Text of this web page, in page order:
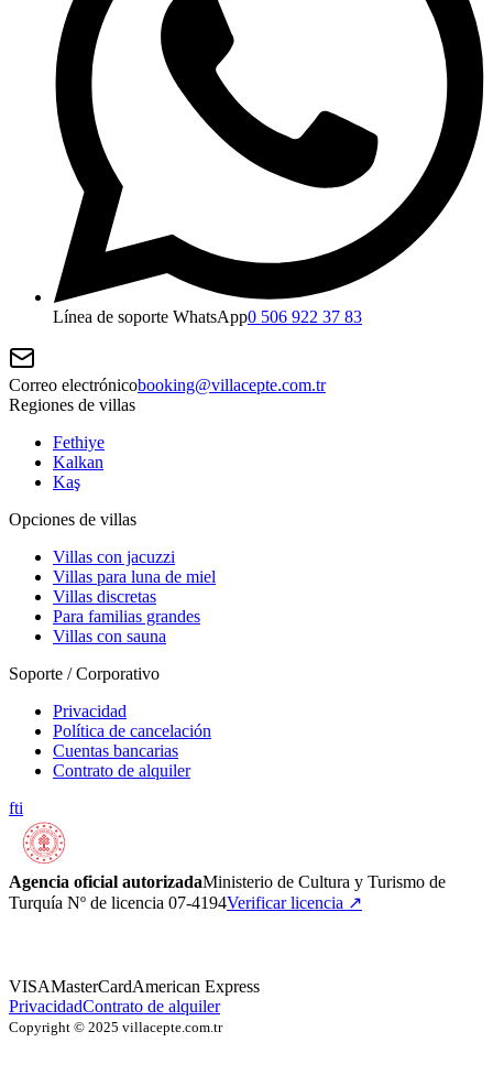
Línea de soporte WhatsApp0 506 922 37 83
Correo electrónicobooking@villacepte.com.tr
Regiones de villas
Fethiye
Kalkan
Kaş
Opciones de villas
Villas con jacuzzi
Villas para luna de miel
Villas discretas
Para familias grandes
Villas con sauna
Soporte / Corporativo
Privacidad
Política de cancelación
Cuentas bancarias
Contrato de alquiler
fti
Agencia oficial autorizadaMinisterio de Cultura y Turismo de
Turquía Nº de licencia 07-4194Verificar licencia ↗
VISAMasterCardAmerican Express
PrivacidadContrato de alquiler
Copyright © 2025 villacepte.com.tr